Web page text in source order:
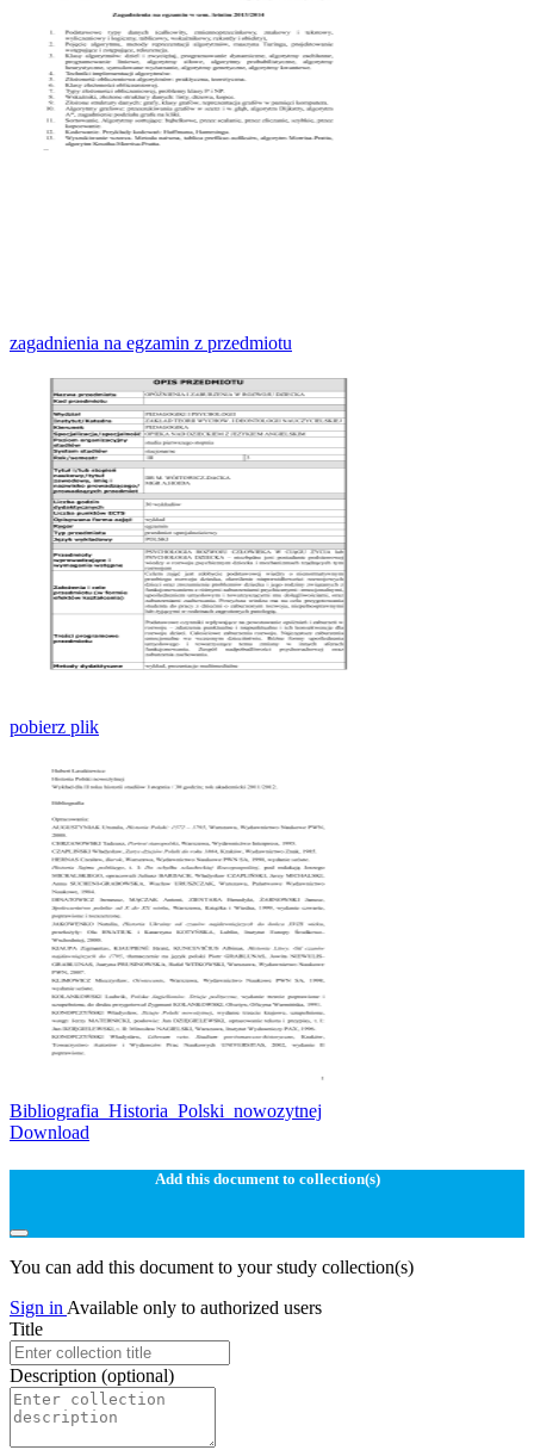
zagadnienia na egzamin z przedmiotu
pobierz plik
Bibliografia_Historia_Polski_nowozytnej
Download
Add this document to collection(s)
You can add this document to your study collection(s)
Sign in Available only to authorized users
Title
Description (optional)